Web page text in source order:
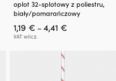
wiele
wariantów.
Opcje
można
oplot 32-splotowy z poliestru,
biały/pomarańczowy
1,19 € –4,41 €Zakres
VAT wlicz.